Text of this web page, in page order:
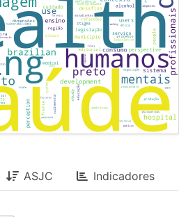
ASJC Indicadores